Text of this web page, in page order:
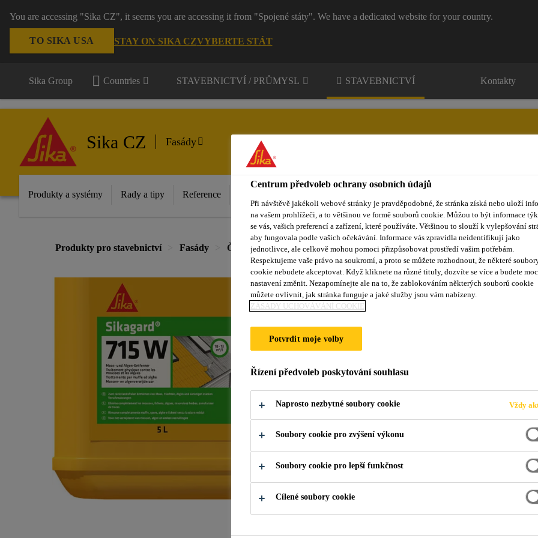
You are accessing "Sika CZ", it seems you are accessing it from "Spojené státy". We have a dedicated website for your country.
TO SIKA USA STAY ON SIKA CZVYBERTE STÁT
Sika Group Countries STAVEBNICTVÍ / PRŮMYSL STAVEBNICTVÍ Kontakty
Sika CZ Fasády
Produkty a systémy Rady a tipy Reference
Produkty pro stavebnictví Fasády Čištění a údržba fasády Sikagard®-715 W
Sikagard®-715 W
Přípravek na odstraňování mechů a řas
Sikagard®-715 W je přípravek na vodní bázi na
Na vodní bázi s vynikajícím čisticím účinkem na
Velmi dobrá penetrační schopnost a rozpouštěcí
Neobsahuje organická rozpouštědla.
Biologicky rozložitelný dle 98/8/EC – není
biocidními účinky.
Vyhovuje požadavkům Evropského nařízení č.
Centrum předvoleb ochrany osobních údajů
Při návštěvě jakékoli webové stránky je pravděpodobné, že stránka získá nebo uloží
na vašem prohlížeči, a to většinou ve formě souborů cookie. Můžou to být informace
se vás, vašich preferencí a zařízení, které používáte. Většinou to slouží k vylepšování
aby fungovala podle vašich očekávání. Informace vás zpravidla neidentifikují jako
jednotlivce, ale celkově mohou pomoci přizpůsobovat prostředí vašim potřebám.
Respektujeme vaše právo na soukromí, a proto se můžete rozhodnout, že některé
cookie nebudete akceptovat. Když kliknete na různé tituly, dozvíte se více a budete
nastavení změnit. Nezapomínejte ale na to, že zablokováním některých souborů cookie
můžete ovlivnit, jak stránka funguje a jaké služby jsou vám nabízeny.
ZÁSADY UCHOVÁVÁNÍ COOKIE
Potvrdit moje volby
Řízení předvoleb poskytování souhlasu
Naprosto nezbytné soubory cookie Vždy
Soubory cookie pro zvýšení výkonu
Soubory cookie pro lepší funkčnost
Cílené soubory cookie